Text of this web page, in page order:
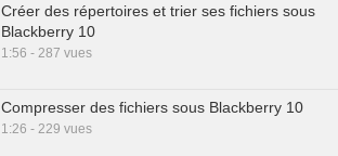
Créer des répertoires et trier ses fichiers sous
Blackberry 10
1:56 - 287 vues
Compresser des fichiers sous Blackberry 10
1:26 - 229 vues